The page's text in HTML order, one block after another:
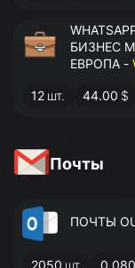
БИЗНЕС
ЕВРОПА -
12 шт. 44.00 $
Почты
ПОЧТЫ